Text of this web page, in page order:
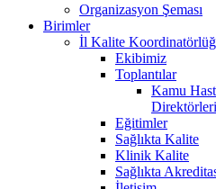
Organizasyon Şeması
Birimler
İl Kalite
Ekibimiz
Toplantılar
Kamu
Direktörleri
Eğitimler
Sağlıkta Kalite
Klinik Kalite
Sağlıkta